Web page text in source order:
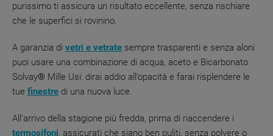
purissimo ti assicura un risultato eccellente, senza rischiare
che le superfici si rovinino.
A garanzia di vetri e vetrate sempre trasparenti e senza aloni
puoi usare una combinazione di acqua, aceto e Bicarbonato
Solvay® Mille Usi: dirai addio all’opacità e farai risplendere le
tue finestre di una nuova luce.
All’arrivo della stagione più fredda, prima di riaccendere i
termosifoni, assicurati che siano ben puliti, senza polvere o